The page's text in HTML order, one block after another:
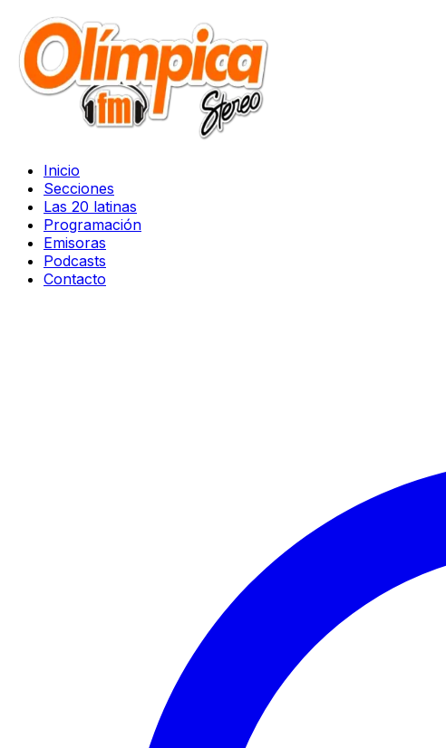
Inicio
Secciones
Las 20 latinas
Programación
Emisoras
Podcasts
Contacto